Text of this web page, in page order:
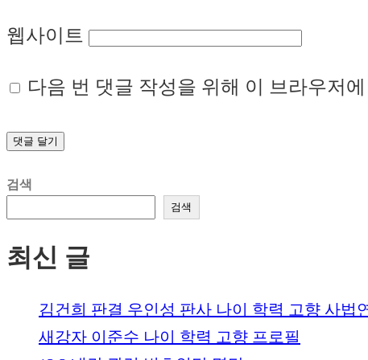
웹사이트
다음 번 댓글 작성을 위해 이 브라우저
검색
검색
최신 글
김건희 판결 우인성 판사 나이 학력 고향 사법
새강자 이준수 나이 학력 고향 프로필